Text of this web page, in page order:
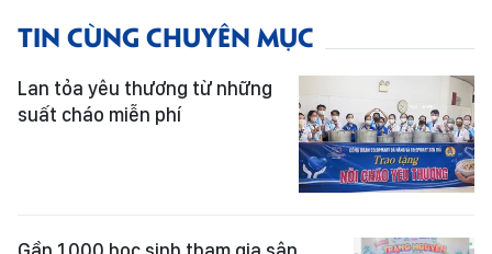
TIN CÙNG CHUYÊN MỤC
Lan tỏa yêu thương từ những
suất cháo miễn phí